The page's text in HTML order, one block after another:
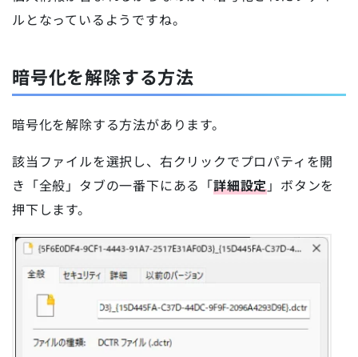
ルとなっているようですね。
暗号化を解除する方法
暗号化を解除する方法があります。
該当ファイルを選択し、右クリックでプロパティを開
き「全般」タブの一番下にある「詳細設定」ボタンを
押下します。